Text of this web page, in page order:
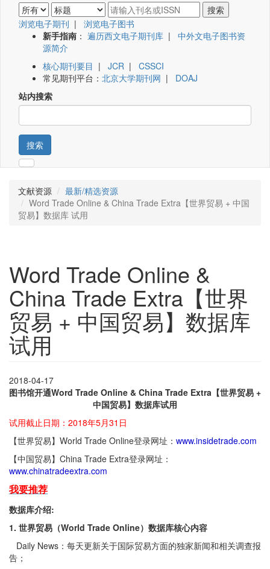
浏览电子期刊 | 浏览电子图书
新手指南 ： 遍历西文电子期刊库 | 中外文电子图书资
源简介
核心期刊要目 | JCR | CSSCI
常见期刊平台： 北京大学期刊网 | DOAJ
站内搜索
搜索
文献资源
最新/精选资源
Word Trade Online & China Trade Extra【世界贸易 + 中国
贸易】数据库 试用
Word Trade Online &
China Trade Extra【世界
贸易 + 中国贸易】数据库
试用
2018-04-17
图书馆开通Word Trade Online & China Trade Extra【世界贸易 +
中国贸易】数据库试用
试用截止日期：2018年5月31日
【世界贸易】World Trade Online登录网址： www.insidetrade.com
【中国贸易】China Trade Extra登录网址：
www.chinatradeextra.com
我要推荐
数据库介绍:
1. 世界贸易（World Trade Online）数据库核心内容
Daily News：每天更新关于国际贸易方面的独家新闻和相关调查报
告；